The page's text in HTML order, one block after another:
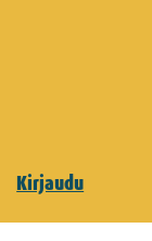
Kirjaudu